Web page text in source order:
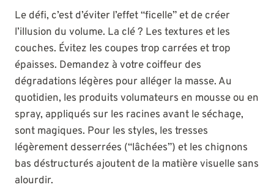
Le défi, c’est d’éviter l’effet “ficelle” et de créer
l’illusion du volume. La clé ? Les textures et les
couches. Évitez les coupes trop carrées et trop
épaisses. Demandez à votre coiffeur des
dégradations légères pour alléger la masse. Au
quotidien, les produits volumateurs en mousse ou en
spray, appliqués sur les racines avant le séchage,
sont magiques. Pour les styles, les tresses
légèrement desserrées (“lâchées”) et les chignons
bas déstructurés ajoutent de la matière visuelle sans
alourdir.